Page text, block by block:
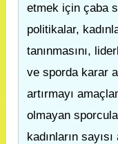
etmek için çaba
politikalar,
tanınmasını,
ve sporda karar
artırmayı
olmayan
kadınların